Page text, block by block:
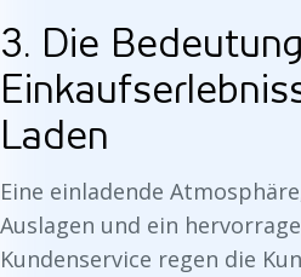
3. Die
Laden
Eine einladende
Auslagen und ein
Kundenservice regen die